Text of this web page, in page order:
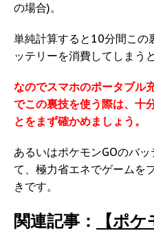
の場合)。
単純計算すると10分間この
ッテリーを消費してしまう
なのでスマホのポータブル
でこの裏技を使う際は、十
とをまず確かめましょう。
あるいはポケモンGOのバ
て、極力省エネでゲームを
きです。
関連記事：
【ポ